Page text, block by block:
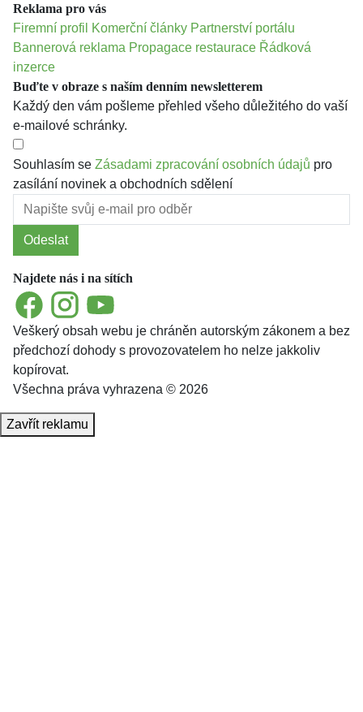
Reklama pro vás
Firemní profil
Komerční články Partnerství portálu
Bannerová reklama Propagace restaurace Řádková
inzerce
Buďte v obraze s naším denním newsletterem
Každý den vám pošleme přehled všeho důležitého do vaší
e-mailové schránky.
Souhlasím se Zásadami zpracování osobních údajů pro
zasílání novinek a obchodních sdělení
Odeslat
Najdete nás i na sítích
FacebookInstagramYouTube
Veškerý obsah webu je chráněn autorským zákonem a bez
předchozí dohody s provozovatelem ho nelze jakkoliv
kopírovat.
Všechna práva vyhrazena © 2026
Zavřít reklamu